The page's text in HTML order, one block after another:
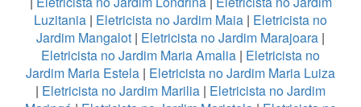
Luzitania | Eletricista no Jardim Maia | Eletricista no
Jardim Mangalot | Eletricista no Jardim Marajoara |
Eletricista no Jardim Maria Amalia | Eletricista no
Jardim Maria Estela | Eletricista no Jardim Maria Luiza
| Eletricista no Jardim Marilia | Eletricista no Jardim